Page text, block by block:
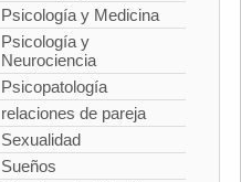
Psicología y Medicina
Psicología y
Neurociencia
Psicopatología
relaciones de pareja
Sexualidad
Sueños